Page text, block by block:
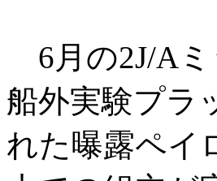
6月の2J/Aミ
船外実験プラ
れた曝露ペイ